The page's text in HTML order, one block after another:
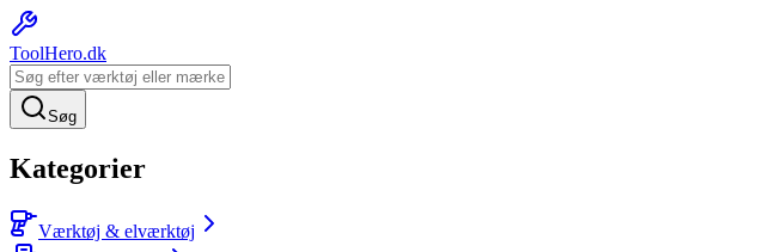
ToolHero.dk
Søg
Kategorier
Værktøj & elværktøj